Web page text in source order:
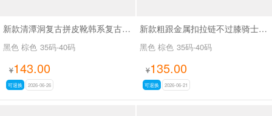
新款清潭洞复古拼皮靴韩系复古拼接骑士靴SA8033
黑色 棕色 35码-40码
¥143.00
可退换 2026-06-26
新款粗跟金属扣拉链不过膝骑士靴复古拼色西部牛仔靴SA709
黑色 棕色 35码-40码
¥135.00
可退换 2026-06-21